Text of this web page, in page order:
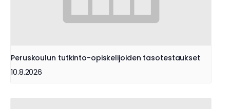
Peruskoulun tutkinto-opiskelijoiden tasotestaukset
10.8.2026